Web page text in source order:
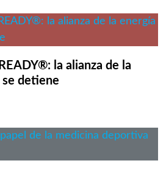
la alianza de la
se detiene